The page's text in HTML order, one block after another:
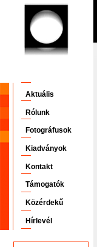
Aktuális
Rólunk
Fotográfusok
Kiadványok
Kontakt
Támogatók
Közérdekű
Hírlevél